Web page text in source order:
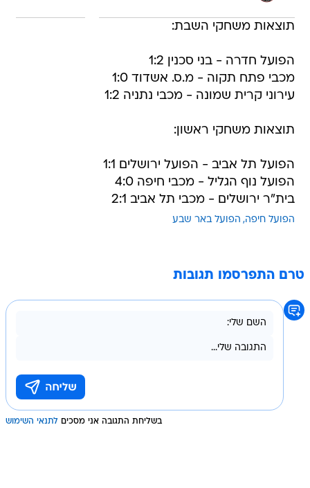
תוצאות משחקי השבת:
הפועל חדרה - בני סכנין 1:2
מכבי פתח תקוה - מ.ס. אשדוד 1:0
עירוני קרית שמונה - מכבי נתניה 1:2
תוצאות משחקי ראשון:
הפועל תל אביב - הפועל ירושלים 1:1
הפועל נוף הגליל - מכבי חיפה 4:0
בית"ר ירושלים - מכבי תל אביב 2:1
הפועל חיפה הפועל באר שבע
טרם התפרסמו תגובות
בשליחת התגובה אני מסכים לתנאי השימוש